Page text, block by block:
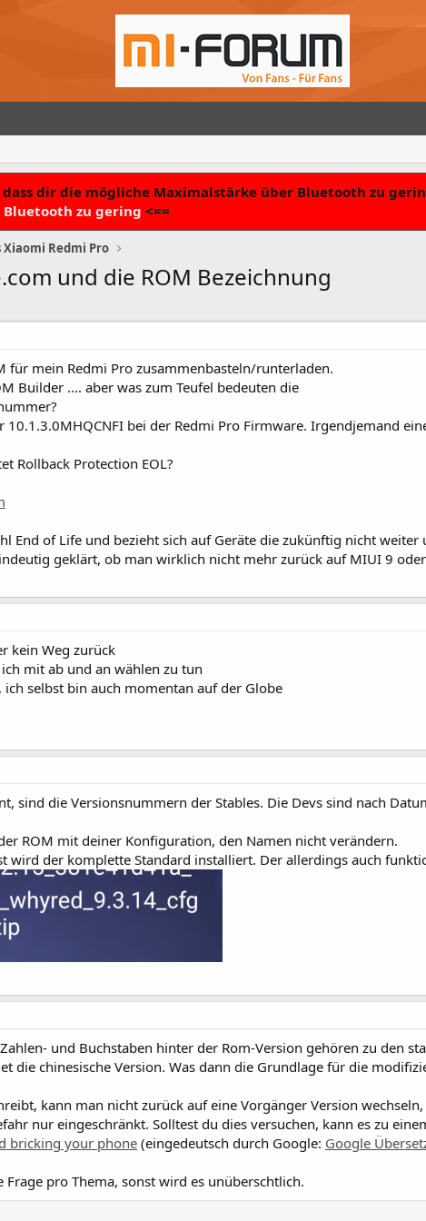
dir die mögliche Maximalstärke über Bluetooth zu
zu gering <==
Xiaomi Redmi Pro
und die ROM Bezeichnung
für mein Redmi Pro zusammenbasteln/runterladen.
Builder .... aber was zum Teufel bedeuten die
bei der Redmi Pro Firmware. Irgendjemand
Rollback Protection EOL?
End of Life und bezieht sich auf Geräte die zukünftig nicht
geklärt, ob man wirklich nicht mehr zurück auf MIUI 9
kein Weg zurück
mit ab und an wählen zu tun
selbst bin auch momentan auf der Globe
sind die Versionsnummern der Stables. Die Devs sind nach
ROM mit deiner Konfiguration, den Namen nicht verändern.
wird der komplette Standard installiert. Der allerdings auch
und Buchstaben hinter der Rom-Version gehören zu den
die chinesische Version. Was dann die Grundlage für die
kann man nicht zurück auf eine Vorgänger Version
nur eingeschränkt. Solltest du dies versuchen, kann es zu
bricking your phone(eingedeutsch durch Google: Google
Frage pro Thema, sonst wird es unüberschtlich.